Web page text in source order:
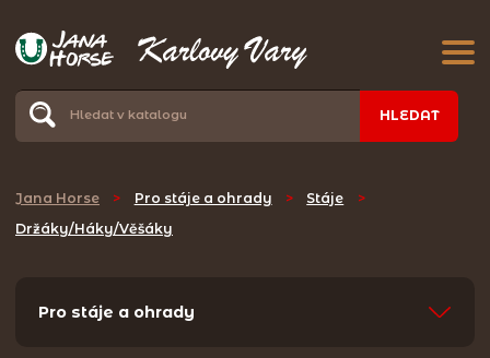
HLEDAT
Jana Horse > Pro stáje a ohrady > Stáje
>
Držáky/Háky/Věšáky
Pro stáje a ohrady